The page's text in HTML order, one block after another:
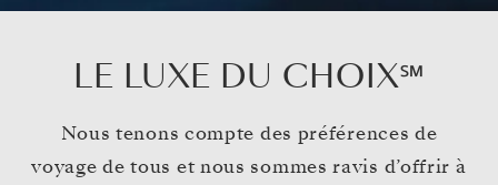
LE LUXE DU CHOIX℠
Nous tenons compte des préférences de
voyage de tous et nous sommes ravis d’offrir à